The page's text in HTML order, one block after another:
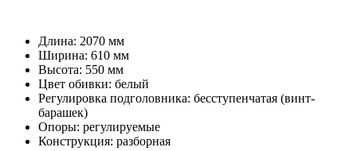
Длина: 2070 мм
Ширина: 610 мм
Высота: 550 мм
Цвет обивки: белый
Регулировка подголовника: бесступенчатая (винт-
барашек)
Опоры: регулируемые
Конструкция: разборная